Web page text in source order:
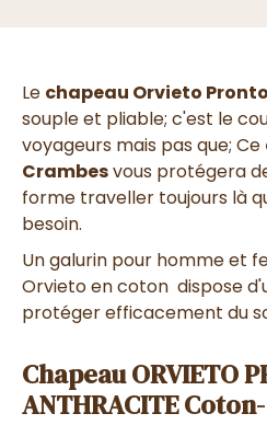
Le chapeau Orvieto
souple et pliable; c'est le
voyageurs mais pas que; Ce
Crambesvous protégera
forme traveller toujours là
besoin.
Un galurin pour homme et
Orvieto en coton dispose
protéger efficacement du
Chapeau ORVIETO
ANTHRACITE